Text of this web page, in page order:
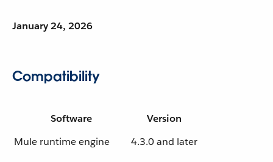
January 24, 2026
Compatibility
Software
Version
Mule runtime engine
4.3.0 and later